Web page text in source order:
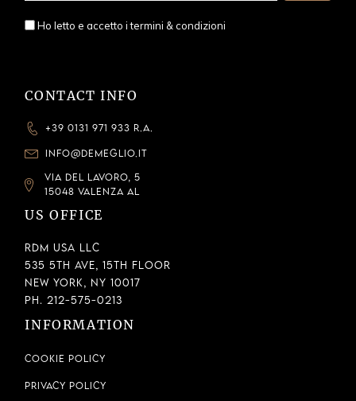
Ho letto e accetto itermini & condizioni
CONTACT INFO
+39 0131 971 933 R.A.
INFO@DEMEGLIO.IT
VIA DEL LAVORO, 5
15048 VALENZA AL
US OFFICE
RDM USA LLC
535 5th Ave, 15th Floor
New York, NY 10017
Ph. 212-575-0213
INFORMATION
Cookie Policy
Privacy Policy